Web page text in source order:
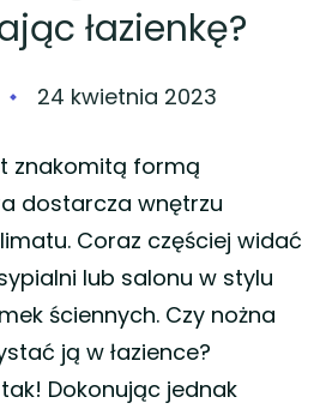
łazienkę?
24 kwietnia 2023
znakomitą formą
dostarcza wnętrzu
Coraz częściej widać
lub salonu w stylu
ściennych. Czy nożna
ją w łazience?
Dokonując jednak